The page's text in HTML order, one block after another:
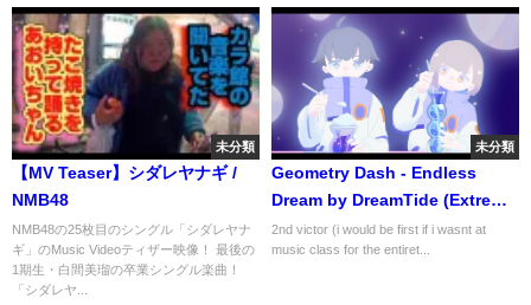
未分類
【MV Teaser】シダレヤナギ /
NMB48
NMB48の25枚目のシングル「シダレヤナ
ギ」のMusic Videoティザー映像！ 最後の
1期生・白間美瑠の卒業シングル楽曲！
「シダレヤ...
未分類
Geometry Dash - Endless
Dream by DreamTide (Extreme
Demon)
2nd victor (i would be first if i wasnt at
music class for the entiret...